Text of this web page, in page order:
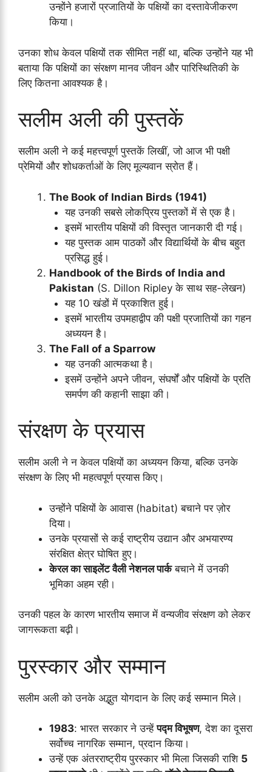
उन्होंने हजारों प्रजातियों के पक्षियों का दस्तावेजीकरण
किया।
उनका शोध केवल पक्षियों तक सीमित नहीं था, बल्कि उन्होंने यह भी
बताया कि पक्षियों का संरक्षण मानव जीवन और पारिस्थितिकी के
लिए कितना आवश्यक है।
सलीम अली की पुस्तकें
सलीम अली ने कई महत्त्वपूर्ण पुस्तकें लिखीं, जो आज भी पक्षी
प्रेमियों और शोधकर्ताओं के लिए मूल्यवान स्रोत हैं।
The Book of Indian Birds (1941)
यह उनकी सबसे लोकप्रिय पुस्तकों में से एक है।
इसमें भारतीय पक्षियों की विस्तृत जानकारी दी गई।
यह पुस्तक आम पाठकों और विद्यार्थियों के बीच बहुत
प्रसिद्ध हुई।
Handbook of the Birds of India and
Pakistan (S. Dillon Ripley के साथ सह-लेखन)
यह 10 खंडों में प्रकाशित हुई।
इसमें भारतीय उपमहाद्वीप की पक्षी प्रजातियों का गहन
अध्ययन है।
The Fall of a Sparrow
यह उनकी आत्मकथा है।
इसमें उन्होंने अपने जीवन, संघर्षों और पक्षियों के प्रति
समर्पण की कहानी साझा की।
संरक्षण के प्रयास
सलीम अली ने न केवल पक्षियों का अध्ययन किया, बल्कि उनके
संरक्षण के लिए भी महत्वपूर्ण प्रयास किए।
उन्होंने पक्षियों के आवास (habitat) बचाने पर ज़ोर
दिया।
उनके प्रयासों से कई राष्ट्रीय उद्यान और अभयारण्य
संरक्षित क्षेत्र घोषित हुए।
केरल का साइलेंट वैली नेशनल पार्कबचाने में उनकी
भूमिका अहम रही।
उनकी पहल के कारण भारतीय समाज में वन्यजीव संरक्षण को लेकर
जागरूकता बढ़ी।
पुरस्कार और सम्मान
सलीम अली को उनके अद्भुत योगदान के लिए कई सम्मान मिले।
1983: भारत सरकार ने उन्हेंपद्म विभूषण, देश का दूसरा
सर्वोच्च नागरिक सम्मान, प्रदान किया।
उन्हें एक अंतरराष्ट्रीय पुरस्कार भी मिला जिसकी राशि 5